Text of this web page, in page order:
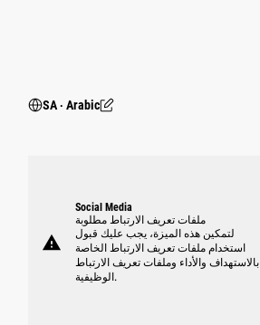
SA ‧ Arabic
warning
Social Media
ملفات تعريف الارتباط مطلوبة
لتمكين هذه الميزة، يجب عليك قبول
استخدام ملفات تعريف الارتباط الخاصة
بالاستهداف والأداء وملفات تعريف الارتباط
الوظيفية.